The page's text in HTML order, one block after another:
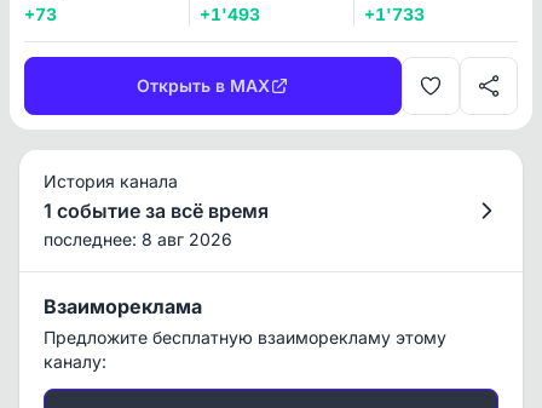
+73 +1'493 +1'733
Открыть в MAX
История канала
1 событие за всё время
последнее: 8 авг 2026
Взаимореклама
Предложите бесплатную взаиморекламу этому
каналу: